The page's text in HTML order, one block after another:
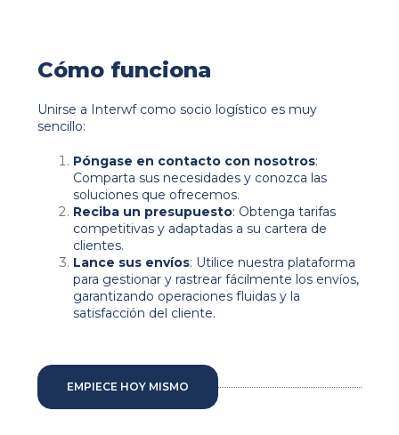
Cómo funciona
Unirse a Interwf como socio logístico es muy
sencillo:
Póngase en contacto con nosotros:
Comparta sus necesidades y conozca las
soluciones que ofrecemos.
Reciba un presupuesto: Obtenga tarifas
competitivas y adaptadas a su cartera de
clientes.
Lance sus envíos: Utilice nuestra plataforma
para gestionar y rastrear fácilmente los envíos,
garantizando operaciones fluidas y la
satisfacción del cliente.
EMPIECE HOY MISMO